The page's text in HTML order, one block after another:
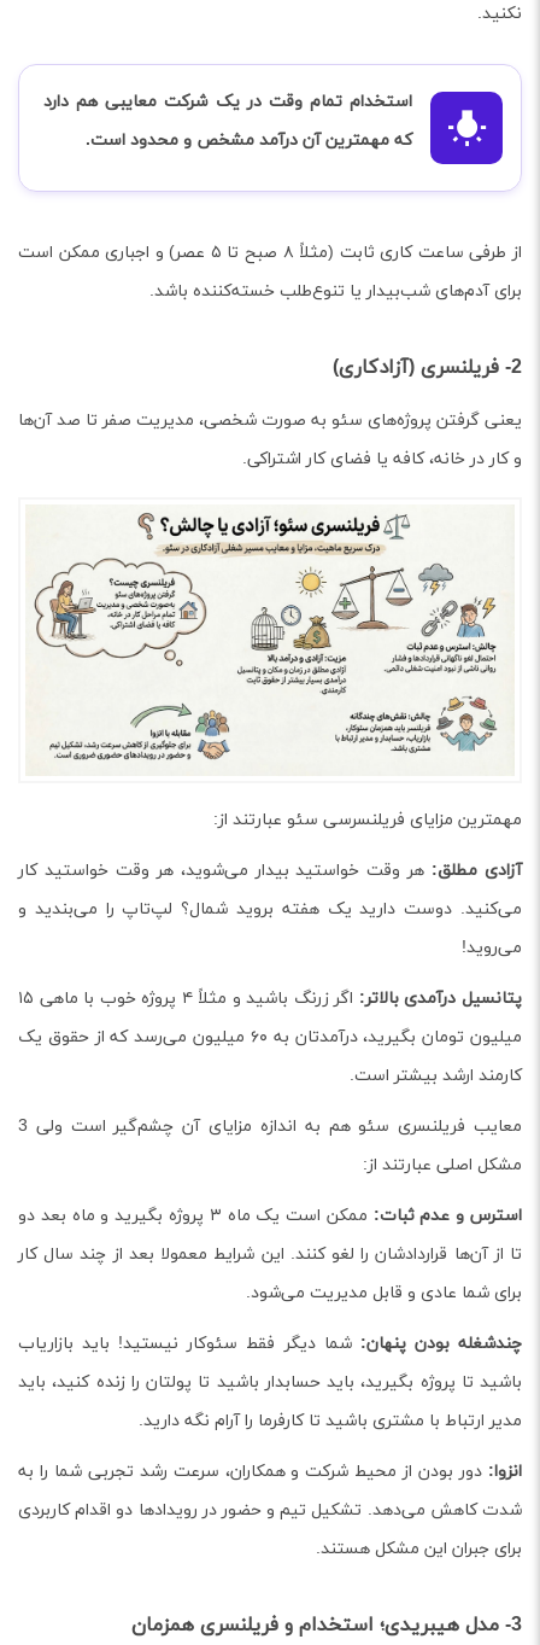
نکنید.
استخدام تمام وقت در یک شرکت معایبی هم دارد
که مهمترین آن درآمد مشخص و محدود است.
از طرفی ساعت کاری ثابت (مثلاً ۸ صبح تا ۵ عصر) و اجباری ممکن است
برای آدم‌های شب‌بیدار یا تنوع‌طلب خسته‌کننده باشد.
2- فریلنسری (آزادکاری)
یعنی گرفتن پروژه‌های سئو به صورت شخصی، مدیریت صفر تا صد آن‌ها
و کار در خانه، کافه یا فضای کار اشتراکی.
مهمترین مزایای فریلنسرسی سئو عبارتند از:
آزادی مطلق: هر وقت خواستید بیدار می‌شوید، هر وقت خواستید کار
می‌کنید. دوست دارید یک هفته بروید شمال؟ لپ‌تاپ را می‌بندید و
می‌روید!
پتانسیل درآمدی بالاتر:
اگر زرنگ باشید و مثلاً ۴ پروژه خوب با ماهی ۱۵
میلیون تومان بگیرید، درآمدتان به ۶۰ میلیون می‌رسد که از حقوق یک
کارمند ارشد بیشتر است.
معایب فریلنسری سئو هم به اندازه مزایای آن چشم‌گیر است ولی 3
مشکل اصلی عبارتند از:
استرس و عدم ثبات:
ممکن است یک ماه ۳ پروژه بگیرید و ماه بعد دو
تا از آن‌ها قراردادشان را لغو کنند. این شرایط معمولا بعد از چند سال کار
برای شما عادی و قابل مدیریت می‌شود.
چندشغله بودن پنهان: شما دیگر فقط سئوکار نیستید! باید بازاریاب
باشید تا پروژه بگیرید، باید حسابدار باشید تا پولتان را زنده کنید، باید
مدیر ارتباط با مشتری باشید تا کارفرما را آرام نگه دارید.
انزوا: دور بودن از محیط شرکت و همکاران، سرعت رشد تجربی شما را به
شدت کاهش می‌دهد. تشکیل تیم و حضور در رویدادها دو اقدام کاربردی
برای جبران این مشکل هستند.
3- مدل هیبریدی؛ استخدام و فریلنسری همزمان